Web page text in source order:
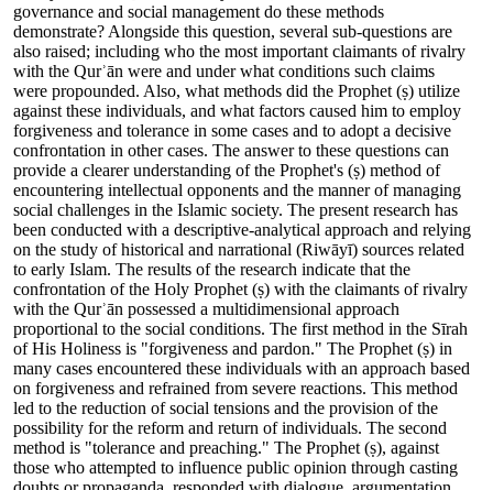
governance and social management do these methods
demonstrate? Alongside this question, several sub-questions are
also raised; including who the most important claimants of rivalry
with the Qurʾān were and under what conditions such claims
were propounded. Also, what methods did the Prophet (ṣ) utilize
against these individuals, and what factors caused him to employ
forgiveness and tolerance in some cases and to adopt a decisive
confrontation in other cases. The answer to these questions can
provide a clearer understanding of the Prophet's (ṣ) method of
encountering intellectual opponents and the manner of managing
social challenges in the Islamic society. The present research has
been conducted with a descriptive-analytical approach and relying
on the study of historical and narrational (Riwāyī) sources related
to early Islam. The results of the research indicate that the
confrontation of the Holy Prophet (ṣ) with the claimants of rivalry
with the Qurʾān possessed a multidimensional approach
proportional to the social conditions. The first method in the Sīrah
of His Holiness is "forgiveness and pardon." The Prophet (ṣ) in
many cases encountered these individuals with an approach based
on forgiveness and refrained from severe reactions. This method
led to the reduction of social tensions and the provision of the
possibility for the reform and return of individuals. The second
method is "tolerance and preaching." The Prophet (ṣ), against
those who attempted to influence public opinion through casting